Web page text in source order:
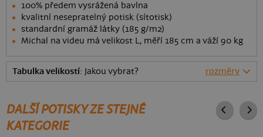
100% předem vysrážená bavlna
kvalitní nesepratelný potisk (sítotisk)
standardní gramáž látky (185 g/m2)
Michal na videu má velikost L, měří 185 cm a váží 90 kg
Tabulka velikostí: Jakou vybrat? rozměry
DALŠÍ POTISKY ZE STEJNÉ
KATEGORIE